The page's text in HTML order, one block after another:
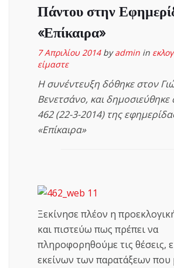
Πάντου στην
«Επίκαιρα»
7 Απριλίου 2014 byadmin in
είμαστε
Η συνέντευξη δόθηκε στον
Βενετσάνο, και
462 (22-3-2014) της
«Επίκαιρα»
Ξεκίνησε πλέον η
και πιστεύω πως πρέπει να
πληροφορηθούμε τις θέσεις,
εκείνων των παρατάξεων που